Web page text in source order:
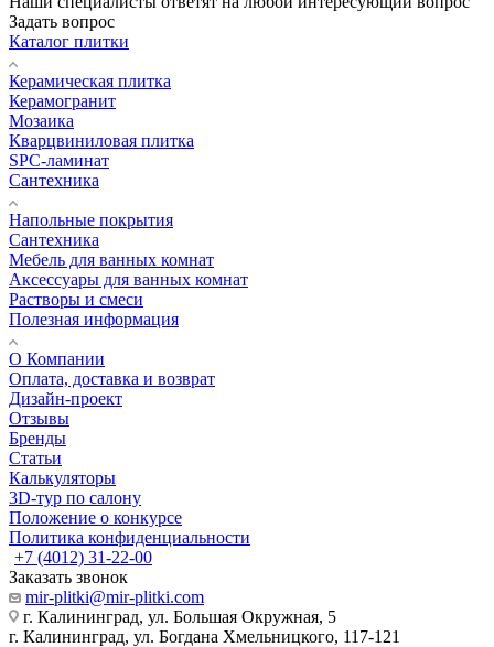
Задать вопрос
Каталог плитки
Керамическая плитка
Керамогранит
Мозаика
Кварцвиниловая плитка
SPC-ламинат
Сантехника
Напольные покрытия
Сантехника
Мебель для ванных комнат
Аксессуары для ванных комнат
Растворы и смеси
Полезная информация
О Компании
Оплата, доставка и возврат
Дизайн-проект
Отзывы
Бренды
Статьи
Калькуляторы
3D-тур по салону
Положение о конкурсе
Политика конфиденциальности
+7 (4012) 31-22-00
Заказать звонок
mir-plitki@mir-plitki.com
г. Калининград, ул. Большая Окружная, 5
г. Калининград, ул. Богдана Хмельницкого, 117-121